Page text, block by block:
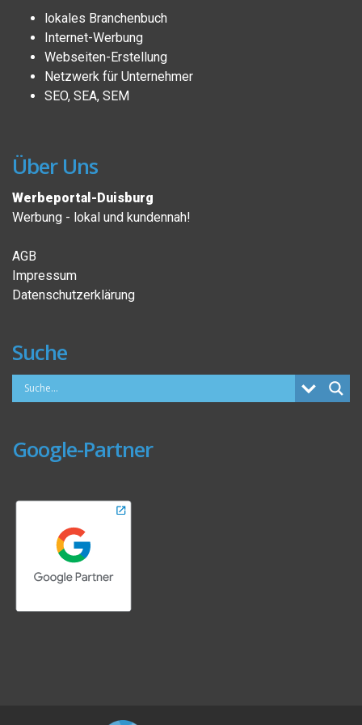
lokales Branchenbuch
Internet-Werbung
Webseiten-Erstellung
Netzwerk für Unternehmer
SEO, SEA, SEM
Über Uns
Werbeportal-Duisburg
Werbung - lokal und kundennah!
AGB
Impressum
Datenschutzerklärung
Suche
Google-Partner